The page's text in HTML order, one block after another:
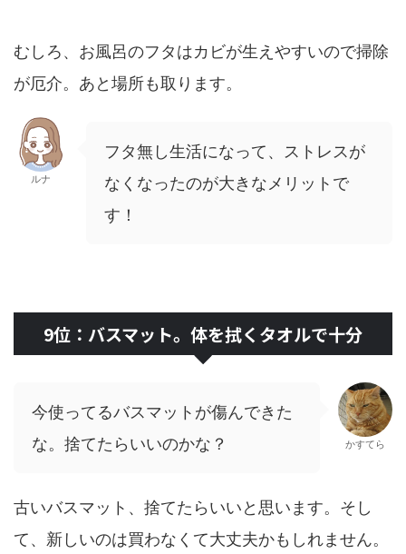
むしろ、お風呂のフタはカビが生えやすいので掃除
が厄介。あと場所も取ります。
ルナ
フタ無し生活になって、ストレスが
なくなったのが大きなメリットで
す！
9位：バスマット。体を拭くタオルで十分
今使ってるバスマットが傷んできた
な。捨てたらいいのかな？
かすてら
古いバスマット、捨てたらいいと思います。そし
て、新しいのは買わなくて大丈夫かもしれません。